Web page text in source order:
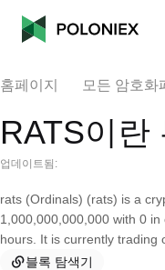
홈페이지 모든 암호화
RATS이란
업데이트됨:
rats (Ordinals) (rats) is a
1,000,000,000,000 with 0
hours. It is currently trading
블록 탐색기